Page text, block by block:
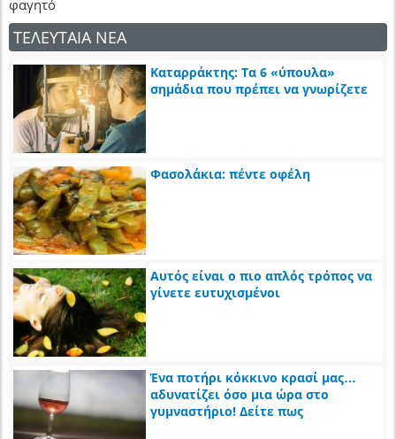
φαγητό
ΤΕΛΕΥΤΑΙΑ ΝΕΑ
Καταρράκτης: Τα 6 «ύπουλα»
σημάδια που πρέπει να γνωρίζετε
Φασολάκια: πέντε οφέλη
Αυτός είναι ο πιο απλός τρόπος να
γίνετε ευτυχισμένοι
Ένα ποτήρι κόκκινο κρασί μας…
αδυνατίζει όσο μια ώρα στο
γυμναστήριο! Δείτε πως